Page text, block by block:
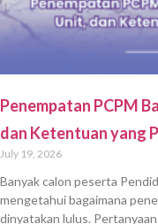
Penempatan PCPM
dan Ketentuan yang
July 19, 2026
Banyak calon peserta
mengetahui bagaimana
dinyatakan lulus.